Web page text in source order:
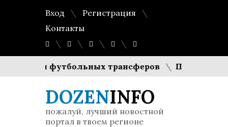
Вход
Регистрация
Контакты
футбольных трансферов Праздник в
DOZENINFO
пожалуй, лучший новостной
портал в твоем регионе